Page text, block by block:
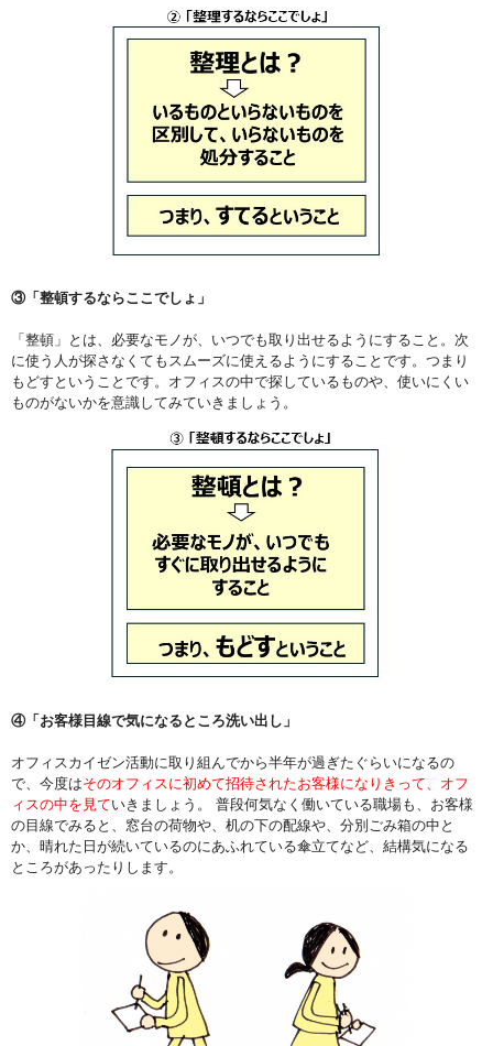
③「整頓するならここでしょ」
「整頓」とは、必要なモノが、いつでも取り出せるようにすること。次
に使う人が探さなくてもスムーズに使えるようにすることです。つまり
もどすということです。オフィスの中で探しているものや、使いにくい
ものがないかを意識してみていきましょう。
④「お客様目線で気になるところ洗い出し」
オフィスカイゼン活動に取り組んでから半年が過ぎたぐらいになるの
で、今度はそのオフィスに初めて招待されたお客様になりきって、オフ
ィスの中を見ていきましょう。 普段何気なく働いている職場も、お客様
の目線でみると、窓台の荷物や、机の下の配線や、分別ごみ箱の中と
か、晴れた日が続いているのにあふれている傘立てなど、結構気になる
ところがあったりします。